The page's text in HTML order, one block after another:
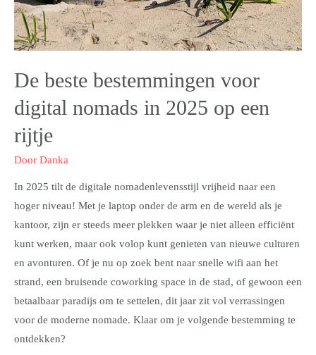
De beste bestemmingen voor
digital nomads in 2025 op een
rijtje
Door Danka
In 2025 tilt de digitale nomadenlevensstijl vrijheid naar een
hoger niveau! Met je laptop onder de arm en de wereld als je
kantoor, zijn er steeds meer plekken waar je niet alleen efficiënt
kunt werken, maar ook volop kunt genieten van nieuwe culturen
en avonturen. Of je nu op zoek bent naar snelle wifi aan het
strand, een bruisende coworking space in de stad, of gewoon een
betaalbaar paradijs om te settelen, dit jaar zit vol verrassingen
voor de moderne nomade. Klaar om je volgende bestemming te
ontdekken?